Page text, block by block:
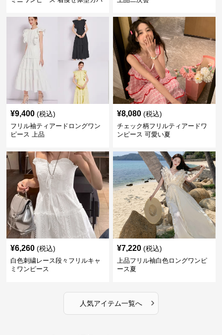
¥9,400 (税込)
フリル袖ティアードロングワン
ピース 上品
¥8,080 (税込)
チェック柄フリルティアードワ
ンピース 可愛い夏
¥6,260 (税込)
白色刺繍レース段々フリルキャ
ミワンピース
¥7,220 (税込)
上品フリル袖白色ロングワンピ
ース夏
人気アイテム一覧へ ›